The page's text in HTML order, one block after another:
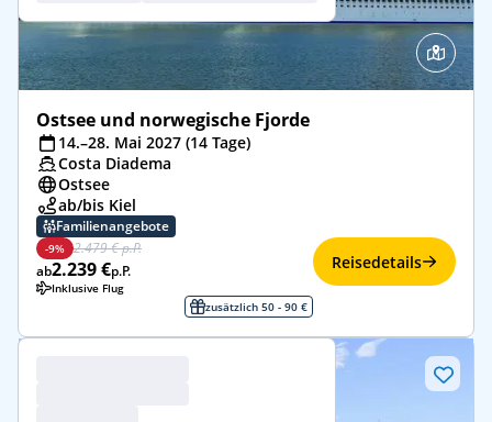
Ostsee und norwegische Fjorde
14.–28. Mai 2027 (14 Tage)
Costa Diadema
Ostsee
ab/bis Kiel
Familienangebote
-9% 2.479 € p.P.
ab2.239 €p.P.
Inklusive Flug
zusätzlich 50 - 90 €
Reisedetails